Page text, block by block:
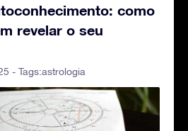
como
revelar o seu
- Tags:astrologia